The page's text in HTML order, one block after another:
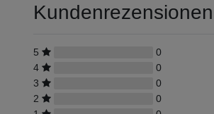
Kundenrezensionen
5
0
4
0
3
0
2
0